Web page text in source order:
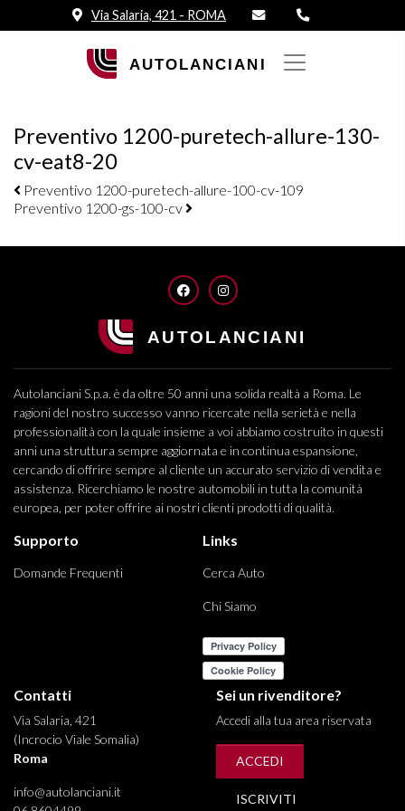
Via Salaria, 421 - ROMA
Preventivo 1200-puretech-allure-130-
cv-eat8-20
Navigazione elementi
Preventivo 1200-puretech-allure-100-cv-109
Preventivo 1200-gs-100-cv
FACEBOOKINSTAGRAM
Autolanciani S.p.a. è da oltre 50 anni una solida realtà a Roma. Le
ragioni del nostro successo vanno ricercate nella serietà e nella
professionalità con la quale insieme a voi abbiamo costruito in questi
anni una struttura sempre aggiornata e in continua espansione,
cercando di offrire sempre al cliente un accurato servizio di vendita e
assistenza. Ricerchiamo le nostre automobili in tutta la comunità
europea, per poter offrire ai nostri clienti prodotti di qualità.
Supporto
Domande Frequenti
Links
Cerca Auto
Chi Siamo
Contatti
Via Salaria, 421
(Incrocio Viale Somalia)
Roma
info@autolanciani.it
Sei un rivenditore?
Accedi alla tua area riservata
ACCEDI
ISCRIVITI